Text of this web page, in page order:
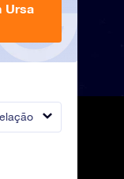
Ursa